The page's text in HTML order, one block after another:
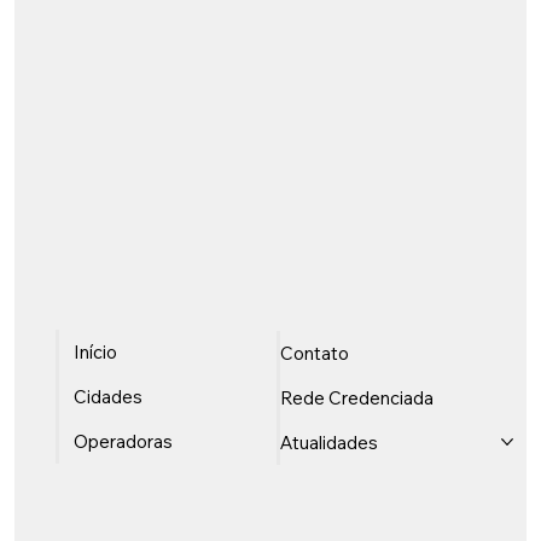
Início
Cidades
Operadoras
Contato
Rede Credenciada
Atualidades